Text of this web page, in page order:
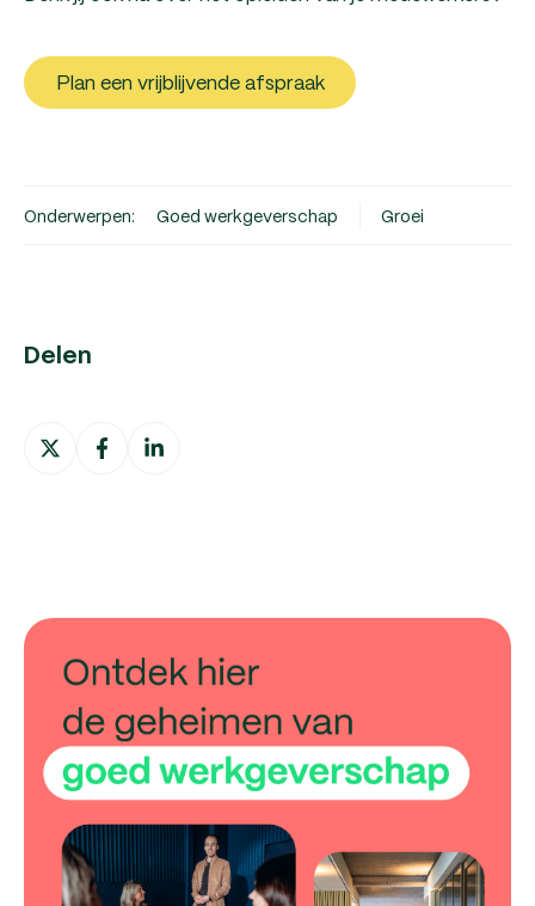
Plan een vrijblijvende afspraak
Onderwerpen: Goed werkgeverschap Groei
Delen
Deel
op
Deel
op
Deel
op